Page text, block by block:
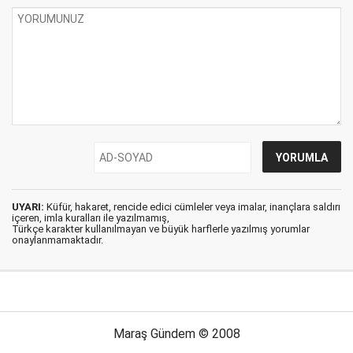
UYARI: Küfür, hakaret, rencide edici cümleler veya imalar, inançlara saldırı
içeren, imla kuralları ile yazılmamış,
Türkçe karakter kullanılmayan ve büyük harflerle yazılmış yorumlar
onaylanmamaktadır.
Maraş Gündem © 2008